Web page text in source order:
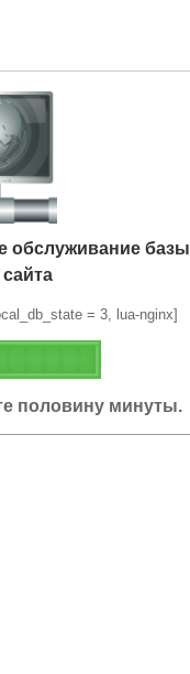
обслуживание базы
= 3, lua-nginx]
половину минуты.